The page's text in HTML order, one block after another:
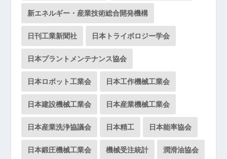
新エネルギー・産業技術総合開発機構
日刊工業新聞社 日本トライボロジー学会
日本プラントメンテナンス協会
日本ロボット工業会 日本工作機械工業会
日本建設機械工業会 日本産業機械工業会
日本産業洗浄協議会 日本精工 日本能率協会
日本鍛圧機械工業会 機械受注統計 潤滑油協会